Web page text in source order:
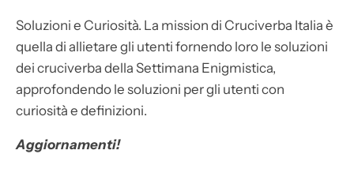
Soluzioni e Curiosità. La mission di Cruciverba Italia è
quella di allietare gli utenti fornendo loro le soluzioni
dei cruciverba della Settimana Enigmistica,
approfondendo le soluzioni per gli utenti con
curiosità e definizioni.
Aggiornamenti!